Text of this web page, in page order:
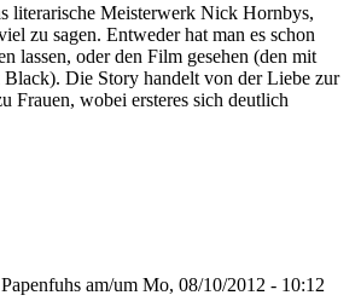
literarische Meisterwerk Nick Hornbys,
zu sagen. Entweder hat man es schon
lassen, oder den Film gesehen (den mit
Black). Die Story handelt von der Liebe zur
Frauen, wobei ersteres sich deutlich
am/um Mo, 08/10/2012 - 10:12